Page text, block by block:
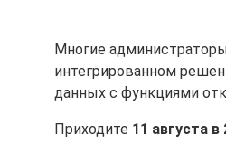
Многие
интегрированном
данных с функциями
Приходите 11 августа в